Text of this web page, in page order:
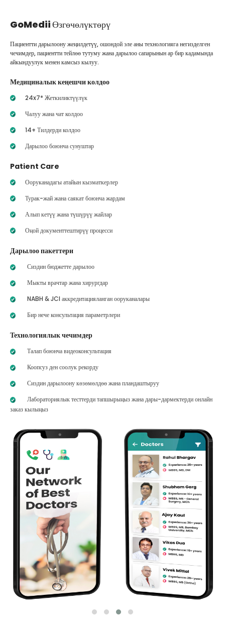
GoMediiӨзгөчөлүктөрү
Пациентти дарылоону жеңилдетүү, ошондой эле аны технологияга негизделген
чечимдер, пациентти тейлөө тутуму жана дарылоо сапарынын ар бир кадамында
айкындуулук менен камсыз кылуу.
Медициналык кеңешчи колдоо
24x7* Жеткиликтүүлүк
Чалуу жана чат колдоо
14+ Тилдерди колдоо
Дарылоо боюнча сунуштар
Patient Care
Ооруканадагы атайын кызматкерлер
Турак-жай жана саякат боюнча жардам
Алып кетүү жана түшүрүү жайлар
Оңой документтештирүү процесси
Дарылоо пакеттери
Сиздин бюджетте дарылоо
Мыкты врачтар жана хирургдар
NABH & JCI аккредитацияланган ооруканалары
Бир нече консультация параметрлери
Технологиялык чечимдер
Талап боюнча видеоконсультация
Коопсуз ден соолук рекорду
Сиздин дарылоону көзөмөлдөө жана пландаштыруу
Лабораториялык тесттерди тапшырыңыз жана дары-дармектерди онлайн
заказ кылыңыз